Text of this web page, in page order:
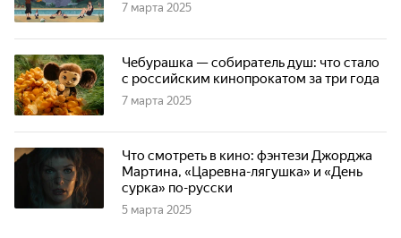
7 марта 2025
Чебурашка — собиратель душ: что стало
с российским кинопрокатом за три года
7 марта 2025
Что смотреть в кино: фэнтези Джорджа
Мартина, «Царевна-лягушка» и «День
сурка» по-русски
5 марта 2025